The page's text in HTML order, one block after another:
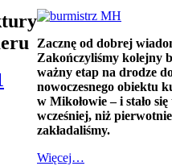
Zacznę od dobrej
Zakończyliśmy kolejny
ważny etap na drodze
nowoczesnego obiektu
w Mikołowie – i stało się
wcześniej, niż pierwotnie
zakładaliśmy.
Więcej…